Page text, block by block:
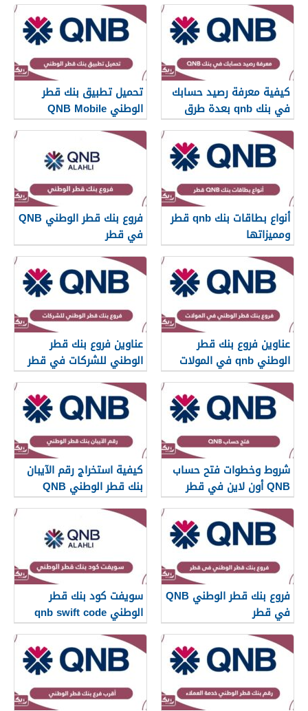
كيفية معرفة رصيد حسابك
في بنك qnb بعدة طرق
تحميل تطبيق بنك قطر
الوطني QNB Mobile
أنواع بطاقات بنك qnb قطر
ومميزاتها
فروع بنك قطر الوطني QNB
في قطر
عناوين فروع بنك قطر
الوطني qnb في المولات
في قطر
عناوين فروع بنك قطر
الوطني للشركات في قطر
شروط وخطوات فتح حساب
QNB أون لاين في قطر
كيفية استخراج رقم الآيبان
بنك قطر الوطني QNB
فروع بنك قطر الوطني QNB
في قطر
سويفت كود بنك قطر
الوطني qnb swift code